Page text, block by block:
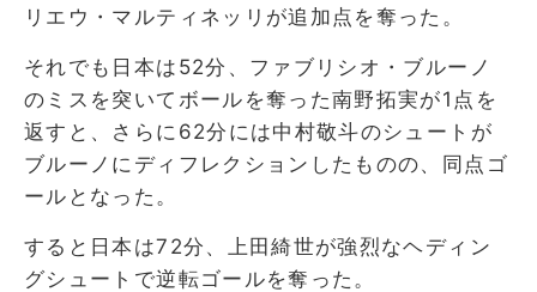
リエウ・マルティネッリが追加点を奪った。
それでも日本は52分、ファブリシオ・ブルーノ
のミスを突いてボールを奪った南野拓実が1点を
返すと、さらに62分には中村敬斗のシュートが
ブルーノにディフレクションしたものの、同点ゴ
ールとなった。
すると日本は72分、上田綺世が強烈なヘディン
グシュートで逆転ゴールを奪った。